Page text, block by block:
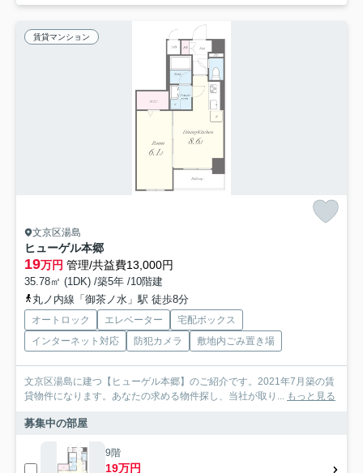
賃貸マンション
文京区湯島
ヒューゲル本郷
19万円 管理/共益費13,000円
35.78㎡ (1DK) /築5年 /10階建
丸ノ内線「御茶ノ水」駅 徒歩8分
オートロック エレベーター
宅配ボックス
インターネット対応
防犯カメラ 敷地内ごみ置き場
文京区湯島に建つ【ヒューゲル本郷】のご紹介です。2021年7月築の賃
貸物件になります。あなたの求める物件探し、当社が取り... もっと見る
募集中の部屋
9階
19万円